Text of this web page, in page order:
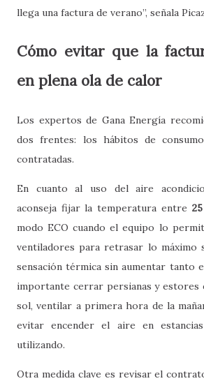
llega una factura de verano”, señala
Cómo evitar que la
en plena ola de calor
Los expertos de Gana Energía
dos frentes: los hábitos de
contratadas.
En cuanto al uso del aire
aconseja fijar la temperatura entre
modo ECO cuando el equipo lo
ventiladores para retrasar lo máximo
sensación térmica sin aumentar tanto
importante cerrar persianas y estores
sol, ventilar a primera hora de la
evitar encender el aire en
utilizando.
Otra medida clave es revisar el